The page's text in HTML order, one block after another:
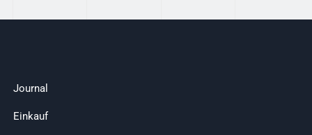
Journal
Einkauf